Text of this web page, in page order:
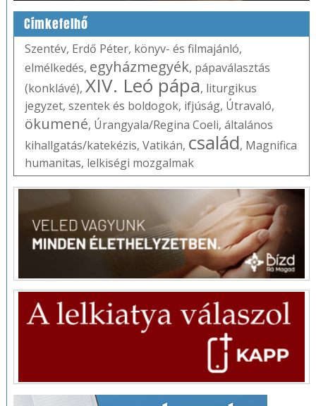
Címkefelhő
Szentév, Erdő Péter, könyv- és filmajánló,
elmélkedés, egyházmegyék, pápaválasztás
(konklávé), XIV. Leó pápa, liturgikus
jegyzet, szentek és boldogok, ifjúság, Útravaló,
ökumené, Úrangyala/Regina Coeli, általános
kihallgatás/katekézis, Vatikán, család, Magnifica
humanitas, lelkiségi mozgalmak